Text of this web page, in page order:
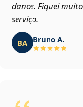
danos. Fiquei
serviço.
BA Bruno A.